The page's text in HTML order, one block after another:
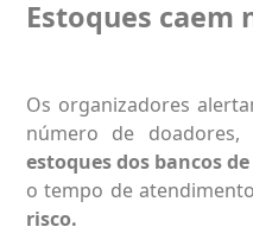
Estoques caem
Os organizadores
número de
estoques dos bancos
o tempo de
risco.